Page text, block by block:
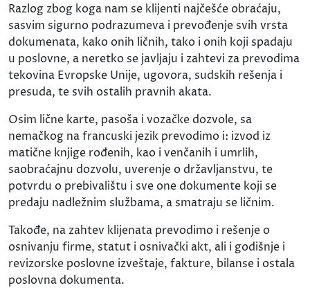
Razlog zbog koga nam se klijenti najčešće obraćaju,
sasvim sigurno podrazumeva i prevođenje svih vrsta
dokumenata, kako onih ličnih, tako i onih koji spadaju
u poslovne, a neretko se javljaju i zahtevi za prevodima
tekovina Evropske Unije, ugovora, sudskih rešenja i
presuda, te svih ostalih pravnih akata.
Osim lične karte, pasoša i vozačke dozvole, sa
nemačkog na francuski jezik prevodimo i: izvod iz
matične knjige rođenih, kao i venčanih i umrlih,
saobraćajnu dozvolu, uverenje o državljanstvu, te
potvrdu o prebivalištu i sve one dokumente koji se
predaju nadležnim službama, a smatraju se ličnim.
Takođe, na zahtev klijenata prevodimo i rešenje o
osnivanju firme, statut i osnivački akt, ali i godišnje i
revizorske poslovne izveštaje, fakture, bilanse i ostala
poslovna dokumenta.